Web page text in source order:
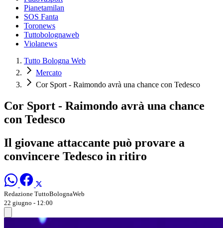
Pianetamilan
SOS Fanta
Toronews
Tuttobolognaweb
Violanews
Tutto Bologna Web
Mercato
Cor Sport - Raimondo avrà una chance con Tedesco
Cor Sport - Raimondo avrà una chance
con Tedesco
Il giovane attaccante può provare a
convincere Tedesco in ritiro
Redazione TuttoBolognaWeb
22 giugno - 12:00